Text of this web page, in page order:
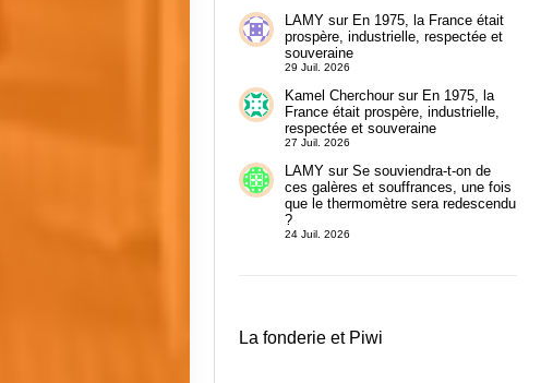
LAMYsur En 1975, la France était
prospère, industrielle, respectée et
souveraine
29 Juil. 2026
Kamel Cherchoursur En 1975, la
France était prospère, industrielle,
respectée et souveraine
27 Juil. 2026
LAMYsur Se souviendra-t-on de
ces galères et souffrances, une fois
que le thermomètre sera redescendu
?
24 Juil. 2026
La fonderie et Piwi